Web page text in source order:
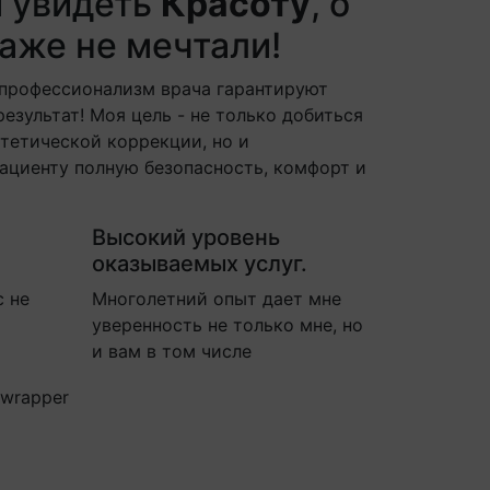
не мечтали!
врача гарантируют
Моя цель - не только добиться
коррекции, но и
полную безопасность, комфорт и
не
Высокий уровень
оказываемых услуг.
Многолетний опыт дает мне
уверенность не только мне, но
и вам в том числе